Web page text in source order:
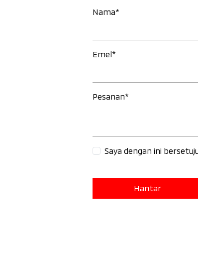
Nama*
Emel*
Pesanan*
Saya dengan ini
Hantar